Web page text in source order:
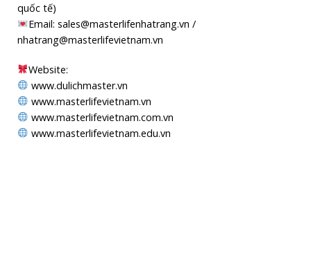
quốc tế)
Email: sales@masterlifenhatrang.vn /
nhatrang@masterlifevietnam.vn
Website:
www.dulichmaster.vn
www.masterlifevietnam.vn
www.masterlifevietnam.com.vn
www.masterlifevietnam.edu.vn